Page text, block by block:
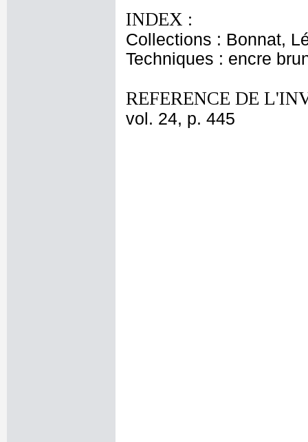
INDEX :
Collections : Bonnat,
Techniques : encre
REFERENCE DE
vol. 24, p. 445